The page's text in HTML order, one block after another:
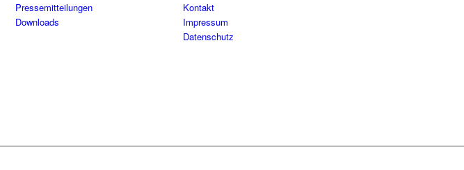
Pressemitteilungen
Downloads
Kontakt
Impressum
Datenschutz